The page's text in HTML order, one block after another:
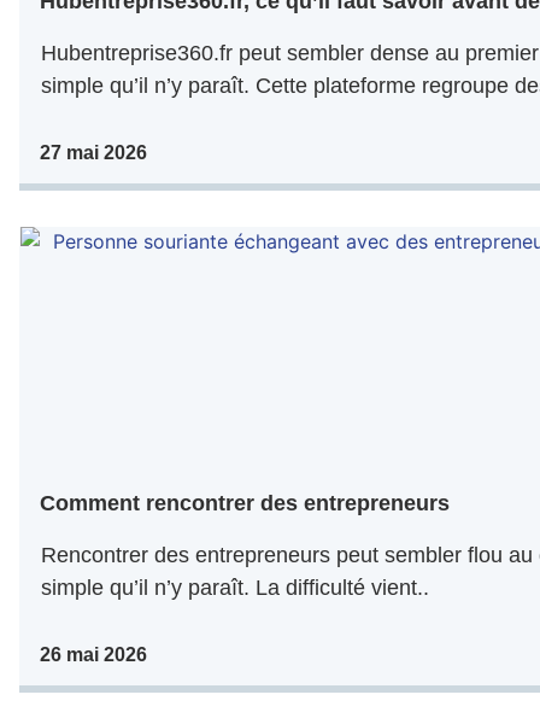
Hubentreprise360.fr peut sembler dense au
simple qu’il n’y paraît. Cette plateforme regroupe
27 mai 2026
Comment rencontrer des entrepreneurs
Rencontrer des entrepreneurs peut sembler flou
simple qu’il n’y paraît. La difficulté vient..
26 mai 2026